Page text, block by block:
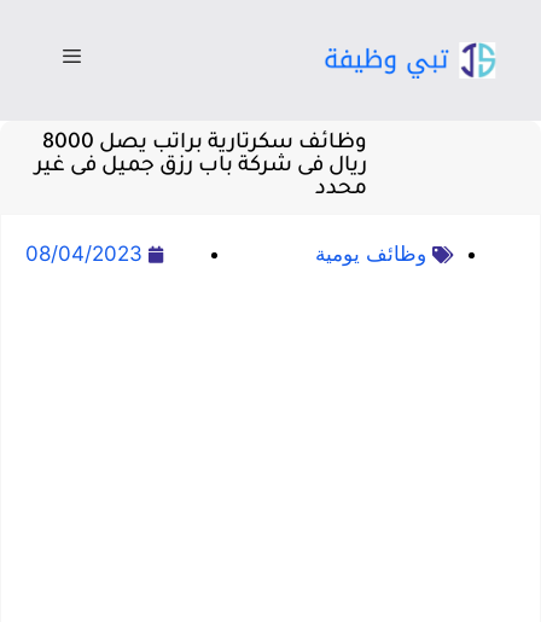
وظائف سكرتارية براتب يصل 8000
ريال فى شركة باب رزق جميل فى غير
محدد
وظائف يومية 08/04/2023